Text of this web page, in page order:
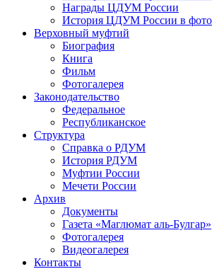
Награды ЦДУМ России
История ЦДУМ России в
Верховный муфтий
Биография
Книга
Фильм
Фотогалерея
Законодательство
Федеральное
Республиканское
Структура
Справка о РДУМ
История РДУМ
Муфтии России
Мечети России
Архив
Документы
Газета «Маглюмат аль-Булгар»
Фотогалерея
Видеогалерея
Контакты